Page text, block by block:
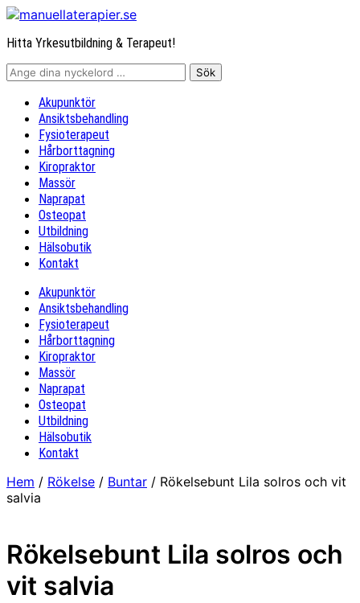
Hitta Yrkesutbildning & Terapeut!
Akupunktör
Ansiktsbehandling
Fysioterapeut
Hårborttagning
Kiropraktor
Massör
Naprapat
Osteopat
Utbildning
Hälsobutik
Kontakt
Akupunktör
Ansiktsbehandling
Fysioterapeut
Hårborttagning
Kiropraktor
Massör
Naprapat
Osteopat
Utbildning
Hälsobutik
Kontakt
Hem / Rökelse / Buntar / Rökelsebunt Lila solros och vit
salvia
Rökelsebunt Lila solros och
vit salvia